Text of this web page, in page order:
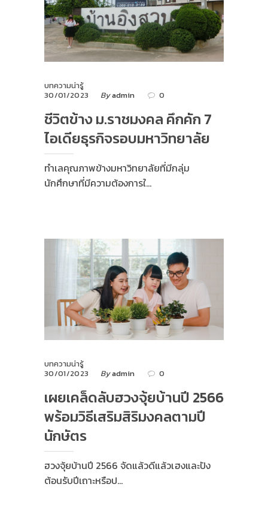
บทความน่ารู้
30/01/2023
Byadmin 0
ชีวิตข้าง ม.ราชมงคล คึกคัก 7
ไอเดียธุรกิจรอบมหาวิทยาลัย
ทำเลคุณภาพข้างมหาวิทยาลัยที่มีกลุ่ม
นักศึกษาที่มีความต้องการใ…
บทความน่ารู้
30/01/2023
Byadmin 0
เผยเคล็ดลับฮวงจุ้ยบ้านปี 2566
พร้อมวิธีเสริมสิริมงคลตามปี
นักษัตร
ฮวงจุ้ยบ้านปี 2566 จัดแล้วดีแล้วเฮงและปัง
ต้อนรับปีเถาะหรือป…